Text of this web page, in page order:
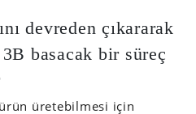
devreden çıkararak
basacak bir süreç
üretebilmesi için